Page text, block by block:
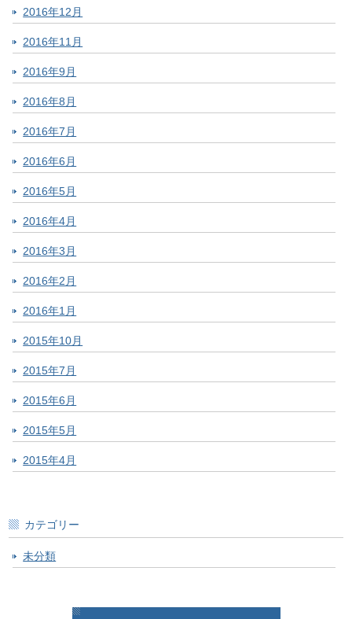
2016年12月
2016年11月
2016年9月
2016年8月
2016年7月
2016年6月
2016年5月
2016年4月
2016年3月
2016年2月
2016年1月
2015年10月
2015年7月
2015年6月
2015年5月
2015年4月
カテゴリー
未分類